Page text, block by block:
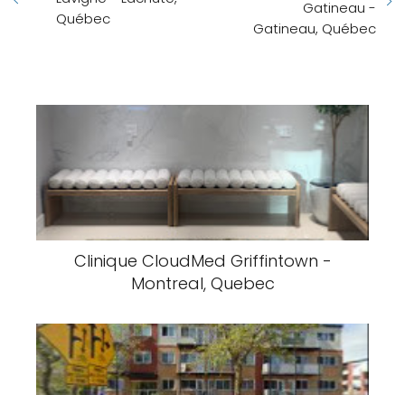
Québec
Gatineau -
Gatineau, Québec
Clinique CloudMed Griffintown -
Montreal, Quebec